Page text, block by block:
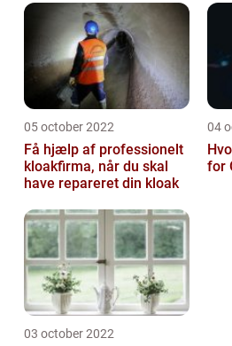
05 october 2022
Få hjælp af professionelt
kloakfirma, når du skal
have repareret din kloak
04
for
03 october 2022